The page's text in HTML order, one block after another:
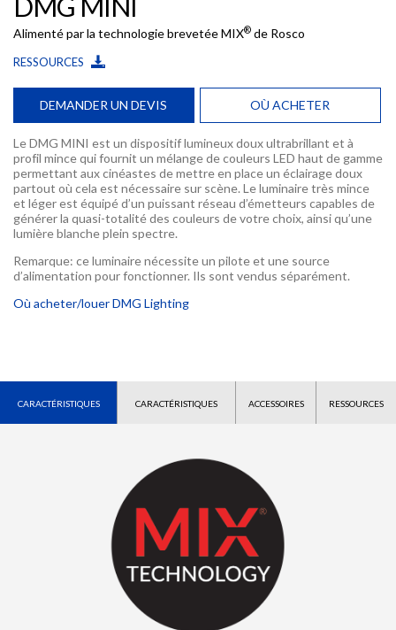
Alimenté par la technologie brevetée MIX® de Rosco
RESSOURCES
DEMANDER UN DEVIS OÙ ACHETER
Le DMG MINI est un dispositif lumineux doux ultrabrillant et à
profil mince qui fournit un mélange de couleurs LED haut de gamme
permettant aux cinéastes de mettre en place un éclairage doux
partout où cela est nécessaire sur scène. Le luminaire très mince
et léger est équipé d’un puissant réseau d’émetteurs capables de
générer la quasi-totalité des couleurs de votre choix, ainsi qu’une
lumière blanche plein spectre.
Remarque: ce luminaire nécessite un pilote et une source
d’alimentation pour fonctionner. Ils sont vendus séparément.
Où acheter/louer DMG Lighting
CARACTÉRISTIQUES CARACTÉRISTIQUES ACCESSOIRES RESSOURCES